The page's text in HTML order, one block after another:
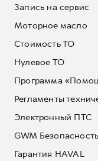
Запись на сервис
Моторное масло
Стоимость ТО
Нулевое ТО
Программа
Регламенты
Электронный ПТС
GWM Безопасность
Гарантия HAVAL